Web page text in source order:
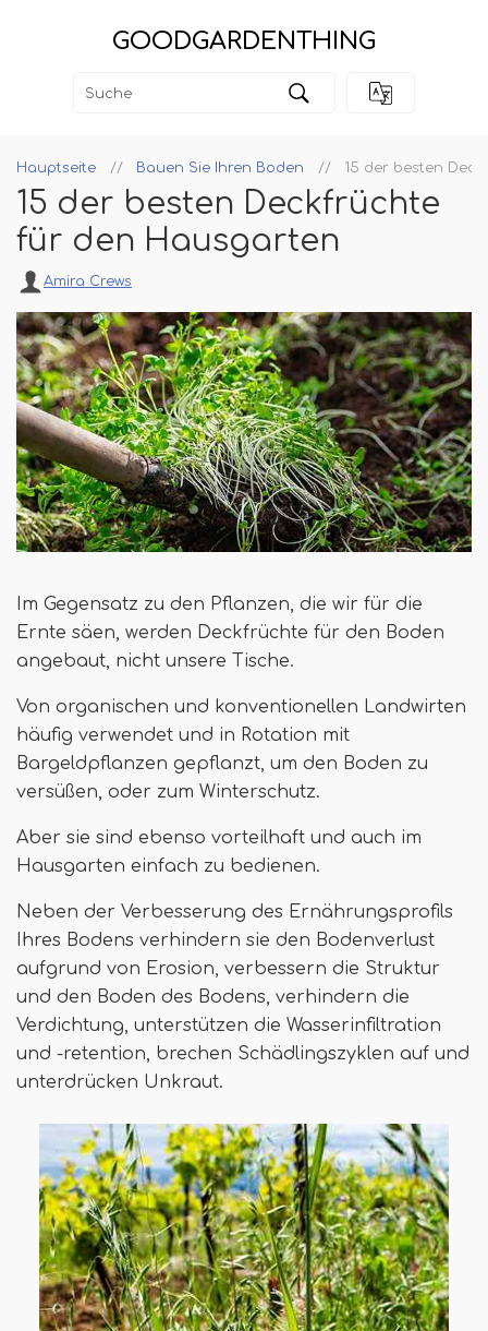
GOODGARDENTHING
Hauptseite Bauen Sie Ihren Boden 15 der besten
15 der besten Deckfrüchte
für den Hausgarten
Amira Crews
Im Gegensatz zu den Pflanzen, die wir für die
Ernte säen, werden Deckfrüchte für den Boden
angebaut, nicht unsere Tische.
Von organischen und konventionellen Landwirten
häufig verwendet und in Rotation mit
Bargeldpflanzen gepflanzt, um den Boden zu
versüßen, oder zum Winterschutz.
Aber sie sind ebenso vorteilhaft und auch im
Hausgarten einfach zu bedienen.
Neben der Verbesserung des Ernährungsprofils
Ihres Bodens verhindern sie den Bodenverlust
aufgrund von Erosion, verbessern die Struktur
und den Boden des Bodens, verhindern die
Verdichtung, unterstützen die Wasserinfiltration
und -retention, brechen Schädlingszyklen auf und
unterdrücken Unkraut.